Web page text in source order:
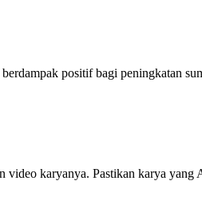
positif bagi peningkatan
karyanya. Pastikan karya yang